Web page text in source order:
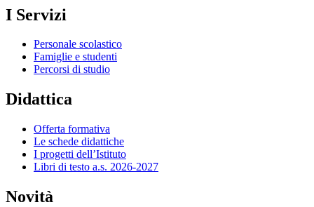
I Servizi
Personale scolastico
Famiglie e studenti
Percorsi di studio
Didattica
Offerta formativa
Le schede didattiche
I progetti dell’Istituto
Libri di testo a.s. 2026-2027
Novità